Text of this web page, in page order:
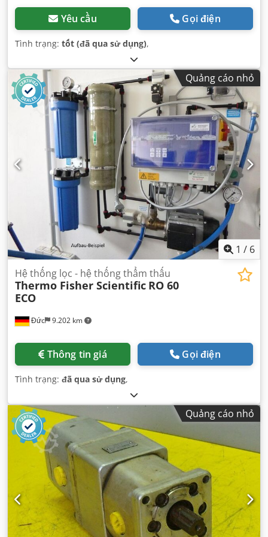
Yêu cầu Gọi điện
Tình trạng: tốt (đã qua sử dụng),
Quảng cáo nhỏ
1 / 6
Đức 9.202 km
Hệ thống lọc - hệ thống thẩm thấu
Thermo Fisher Scientific RO 60
ECO
Thông tin giá Gọi điện
Tình trạng: đã qua sử dụng,
Quảng cáo nhỏ